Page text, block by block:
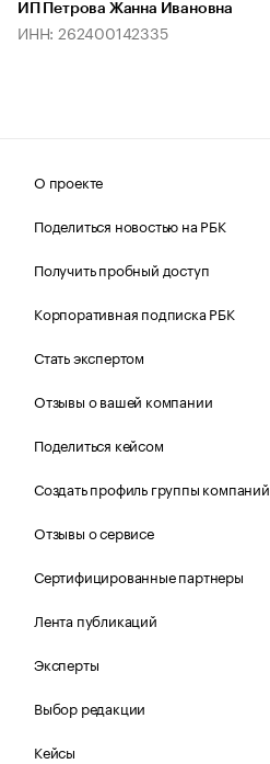
ИП Петрова Жанна Ивановна
ИНН: 262400142335
О проекте
Поделиться новостью на РБК
Получить пробный доступ
Корпоративная подписка РБК
Стать экспертом
Отзывы о вашей компании
Поделиться кейсом
Создать профиль группы компаний
Отзывы о сервисе
Сертифицированные партнеры
Лента публикаций
Эксперты
Выбор редакции
Кейсы